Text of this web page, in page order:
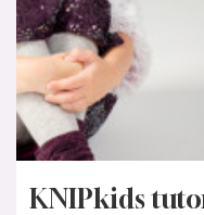
KNIPkids